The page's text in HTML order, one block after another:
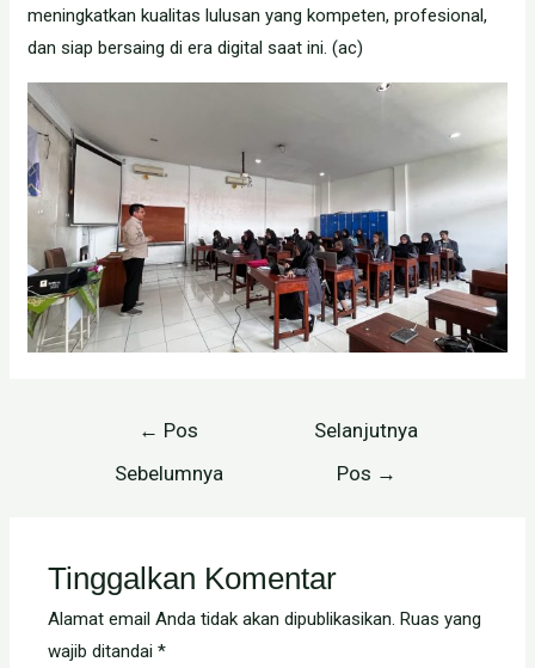
meningkatkan kualitas lulusan yang kompeten, profesional,
dan siap bersaing di era digital saat ini. (ac)
← Pos
Sebelumnya
Selanjutnya
Pos →
Tinggalkan Komentar
Alamat email Anda tidak akan dipublikasikan. Ruas yang
wajib ditandai*